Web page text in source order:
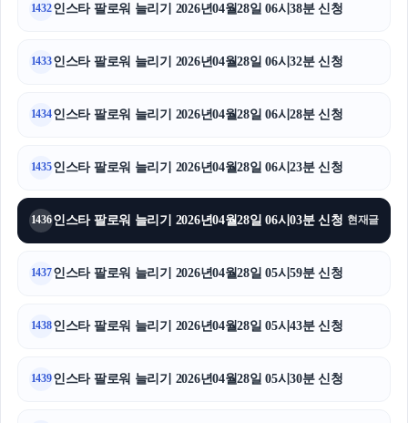
1432인스타 팔로워 늘리기 2026년04월28일 06시38분 신청
1433인스타 팔로워 늘리기 2026년04월28일 06시32분 신청
1434인스타 팔로워 늘리기 2026년04월28일 06시28분 신청
1435인스타 팔로워 늘리기 2026년04월28일 06시23분 신청
1436인스타 팔로워 늘리기 2026년04월28일 06시03분 신청 현재글
1437인스타 팔로워 늘리기 2026년04월28일 05시59분 신청
1438인스타 팔로워 늘리기 2026년04월28일 05시43분 신청
1439인스타 팔로워 늘리기 2026년04월28일 05시30분 신청